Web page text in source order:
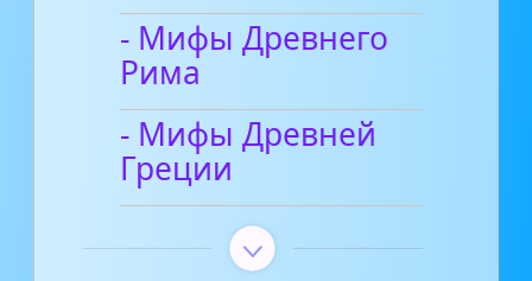
- Мифы Древнего
Рима
- Мифы Древней
Греции